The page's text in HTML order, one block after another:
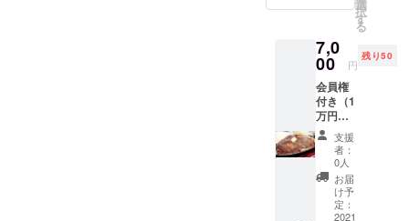
全会員
制とな
り次回
の募集
時期は
未定で
す。 1.
会員権
（10,00
0円相
当）
（1）当
選
択
す
る
7,0
00 円
残り50
会員権
付き（1
万円）
＋熊本
産馬肉
ステー
キ５
０％OF
支援
者：
0人
お届
け予
定：
2021